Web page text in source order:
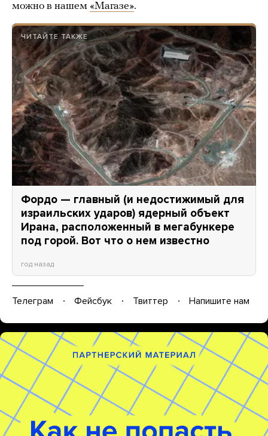
можно в нашем «Магазе».
ЧИТАЙТЕ ТАКЖЕ
Фордо — главный (и недостижимый для
израильских ударов) ядерный объект
Ирана, расположенный в мегабункере
под горой. Вот что о нем известно
год назад
Телеграм Фейсбук Твиттер Напишите нам